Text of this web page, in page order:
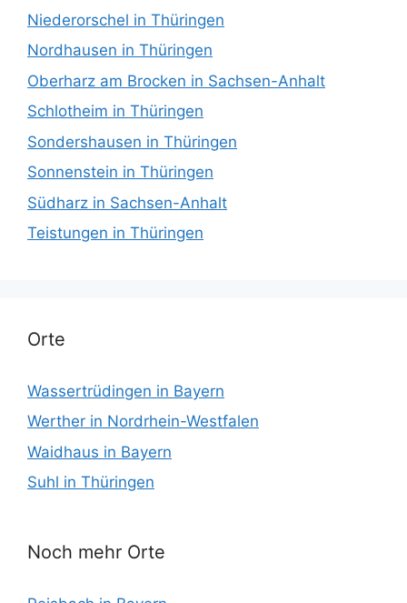
Niederorschel in Thüringen
Nordhausen in Thüringen
Oberharz am Brocken in Sachsen-Anhalt
Schlotheim in Thüringen
Sondershausen in Thüringen
Sonnenstein in Thüringen
Südharz in Sachsen-Anhalt
Teistungen in Thüringen
Orte
Wassertrüdingen in Bayern
Werther in Nordrhein-Westfalen
Waidhaus in Bayern
Suhl in Thüringen
Noch mehr Orte